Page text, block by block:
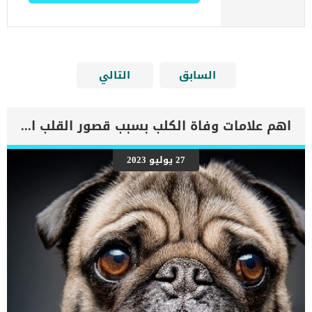
السابق التالي
اهم علامات وفاة الكلب بسبب قصور القلب الاحتقانى
27 يوليو 2023